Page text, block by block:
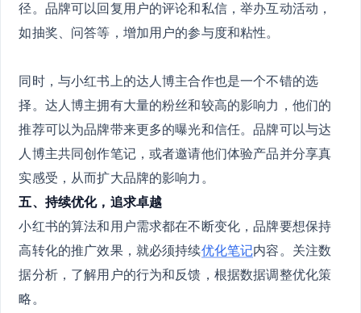
径。品牌可以回复用户的评论和私信，举办互动活动，
如抽奖、问答等，增加用户的参与度和粘性。
同时，与小红书上的达人博主合作也是一个不错的选
择。达人博主拥有大量的粉丝和较高的影响力，他们的
推荐可以为品牌带来更多的曝光和信任。品牌可以与达
人博主共同创作笔记，或者邀请他们体验产品并分享真
实感受，从而扩大品牌的影响力。
五、持续优化，追求卓越
小红书的算法和用户需求都在不断变化，品牌要想保持
高转化的推广效果，就必须持续优化笔记内容。关注数
据分析，了解用户的行为和反馈，根据数据调整优化策
略。